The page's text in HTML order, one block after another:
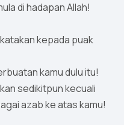
di hadapan Allah!
kepada puak
kamu dulu itu!
sedikitpun kecuali
azab ke atas kamu!